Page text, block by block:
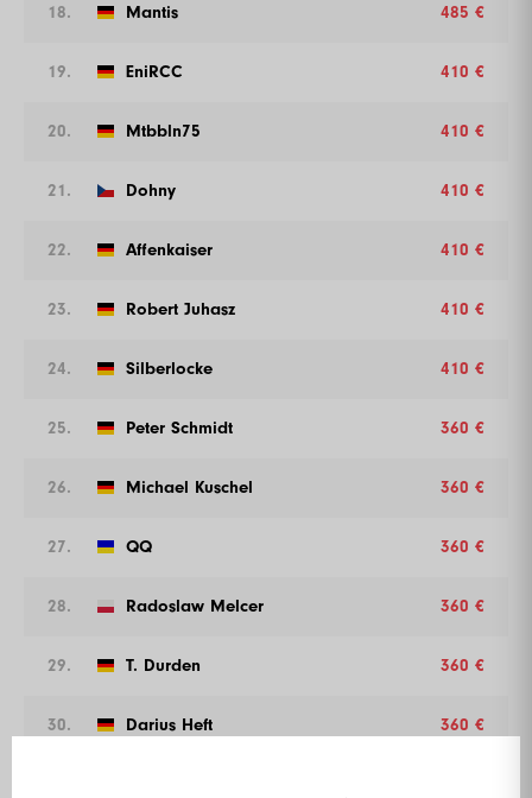
18. Mantis 485 €
19. EniRCC 410 €
20. Mtbbln75 410 €
21. Dohny 410 €
22. Affenkaiser 410 €
23. Robert Juhasz 410 €
24. Silberlocke 410 €
25. Peter Schmidt 360 €
26. Michael Kuschel 360 €
27. QQ 360 €
28. Radoslaw Melcer 360 €
29. T. Durden 360 €
30. Darius Heft 360 €